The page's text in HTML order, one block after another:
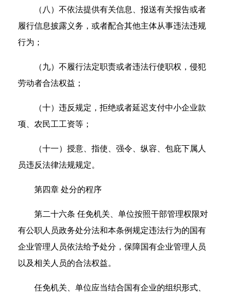
（八）不依法提供有关信息、报送有关报告或者
履行信息披露义务，或者配合其他主体从事违法违规
行为；
（九）不履行法定职责或者违法行使职权，侵犯
劳动者合法权益；
（十）违反规定，拒绝或者延迟支付中小企业款
项、农民工工资等；
（十一）授意、指使、强令、纵容、包庇下属人
员违反法律法规规定。
第四章 处分的程序
第二十六条 任免机关、单位按照干部管理权限对
有公职人员政务处分法和本条例规定违法行为的国有
企业管理人员依法给予处分，保障国有企业管理人员
以及相关人员的合法权益。
任免机关、单位应当结合国有企业的组织形式、